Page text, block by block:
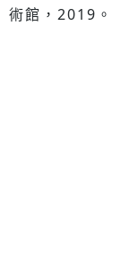
術館，2019。